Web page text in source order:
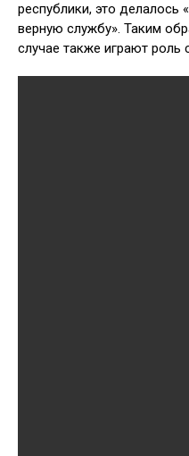
республики, это делалось
верную службу». Таким
случае также играют роль